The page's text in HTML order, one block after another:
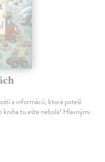
a informácií, ktorá poteší
kniha tu ešte nebola! Hlavnými